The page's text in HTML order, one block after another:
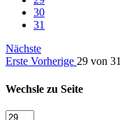
30
31
Nächste
Erste Vorherige 29 von 31
Wechsle zu Seite